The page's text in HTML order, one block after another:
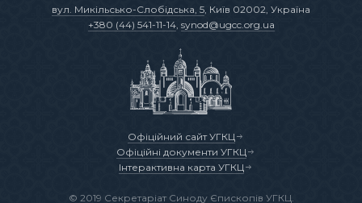
вул. Микільсько-Слобідська, 5, Київ 02002, Україна
+380 (44) 541-11-14, synod@ugcc.org.ua
Офіційний сайт УГКЦ
Офіційні документи УГКЦ
Інтерактивна карта УГКЦ
© 2019 Секретаріат Синоду Єпископів УГКЦ.